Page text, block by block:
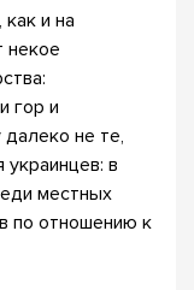
и на
некое
гор и
не те,
украинцев: в
местных
по отношению к